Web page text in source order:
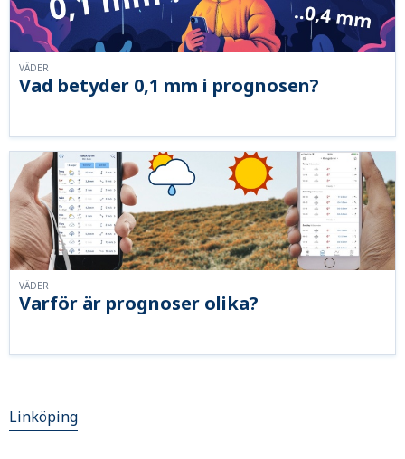
Vad betyder 0,1 mm i prognosen?
VÄDER
Varför är prognoser olika?
VÄDER
Linköping